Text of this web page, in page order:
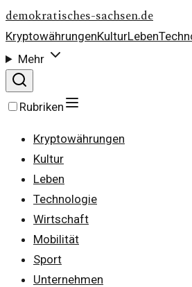
demokratisches-sachsen.de
KryptowährungenKulturLeben
Mehr
Rubriken
Kryptowährungen
Kultur
Leben
Technologie
Wirtschaft
Mobilität
Sport
Unternehmen